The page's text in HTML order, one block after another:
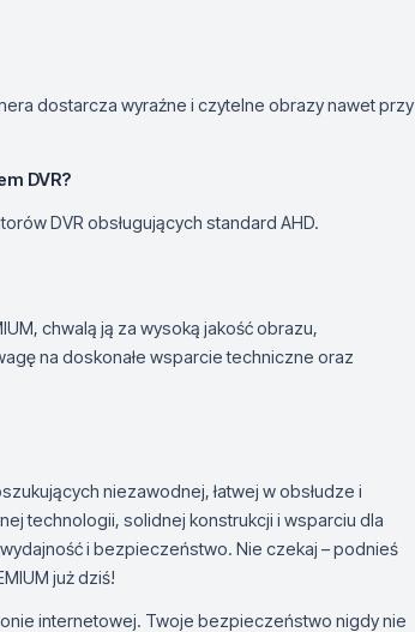
dostarcza wyraźne i czytelne obrazy nawet przy
DVR?
DVR obsługujących standard AHD.
chwalą ją za wysoką jakość obrazu,
na doskonałe wsparcie techniczne oraz
niezawodnej, łatwej w obsłudze i
technologii, solidnej konstrukcji i wsparciu dla
i bezpieczeństwo. Nie czekaj – podnieś
już dziś!
internetowej. Twoje bezpieczeństwo nigdy nie